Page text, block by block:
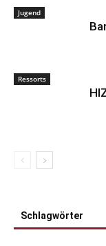
Jugend
Ressorts
Schlagwörter